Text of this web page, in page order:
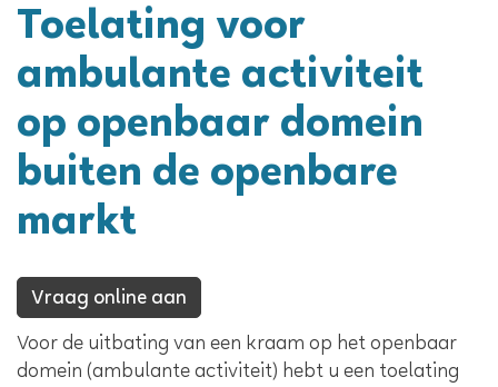
Toelating voor
ambulante activiteit
op openbaar domein
buiten de openbare
markt
Vraag online aan
Inhoud
Voor de uitbating van een kraam op het openbaar
domein (ambulante activiteit) hebt u een toelating